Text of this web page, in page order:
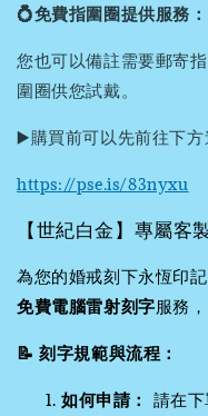
💍免費指圍圈提供服務：
您也可以備註需要郵寄
圍圈供您試戴。
▶️購買前可以先前往下
https://pse.is/83nyxu
【世紀白金】專屬客
為您的婚戒刻下永恆印
免費電腦雷射刻字服務
📝 刻字規範與流程：
如何申請： 請在